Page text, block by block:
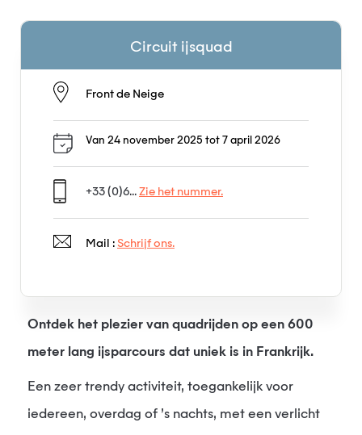
Ontdek het plezier van quadrijden op een 600
meter lang ijsparcours dat uniek is in Frankrijk.
Een zeer trendy activiteit, toegankelijk voor
iedereen, overdag of ’s nachts, met een verlicht
Circuit ijsquad
Front de Neige
Van 24 november 2025 tot 7 april 2026
+33 (0)6... Zie het nummer.
Mail : Schrijf ons.